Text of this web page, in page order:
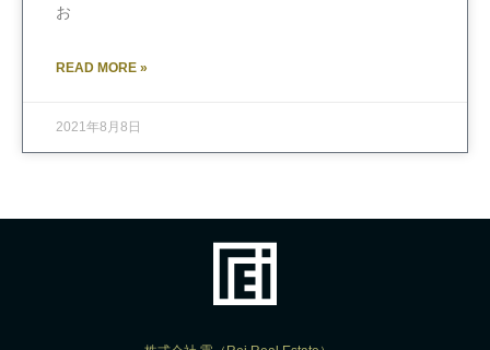
お
READ MORE »
2021年8月8日